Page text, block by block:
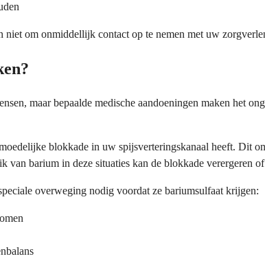
niet om onmiddellijk contact op te nemen met uw
maar bepaalde medische aandoeningen maken het
blokkade in uw spijsverteringskanaal heeft. Dit
barium in deze situaties kan de blokkade verergeren
overweging nodig voordat ze bariumsulfaat krijgen: